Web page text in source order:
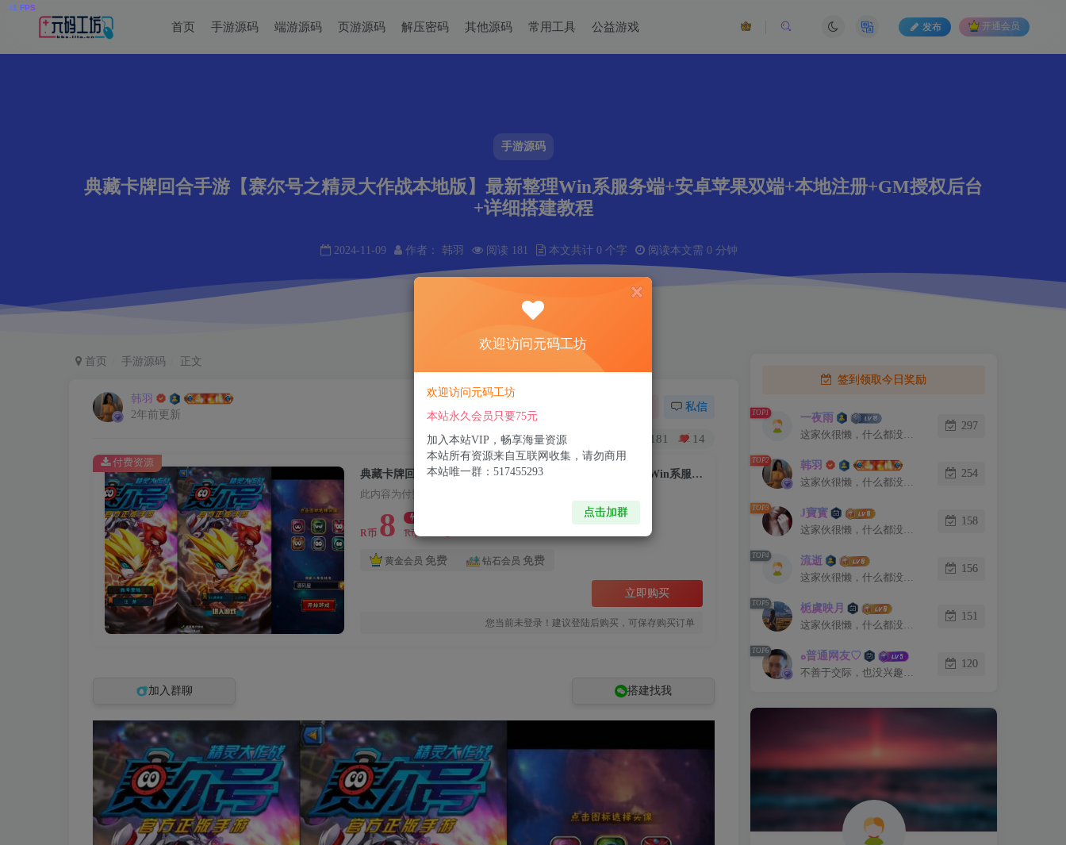
手游源码
典藏卡牌回合手游【赛尔号之精灵大作战本地版】最新整理Win系服务端+安卓苹果双端+本地注册+GM授权后台
+详细搭建教程
2024-11-09 作者： 韩羽 阅读 181 本文共计 0 个字 阅读本文需 0 分钟
首页 手游源码 端游源码 页游源码 解压密码 其他源码 常用工具 公益游戏 发布 开通会员
首页 手游源码 正文
韩羽
2年前更新
私信
181 14
典藏卡牌回合手游【赛尔号之精灵大作战本地版】最新整理Win系服务端+安卓苹果双端+本地注册+GM授权后台+详细搭建教程
此内容为付费资源，请付费后查看
R币 8 R币
黄金会员 免费 钻石会员 免费
立即购买
您当前未登录！建议登陆后购买，可保存购买订单
付费资源
加入群聊 搭建找我
签到领取今日奖励
TOP1 一夜雨
这家伙很懒，什么都没有写...
297
TOP2 韩羽
这家伙很懒，什么都没有写...
254
TOP3 J寶寳
这家伙很懒，什么都没有写...
158
TOP4 流逝
这家伙很懒，什么都没有写...
156
TOP5 栀虞映月
这家伙很懒，什么都没有写...
151
TOP6 ﻩ普通网友♡
不善于交际，也没兴趣认识你。
120
欢迎访问元码工坊
欢迎访问元码工坊
本站永久会员只要75元
加入本站VIP，畅享海量资源
本站所有资源来自互联网收集，请勿商用
本站唯一群：517455293
点击加群